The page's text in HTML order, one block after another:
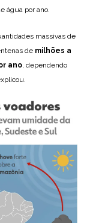
água por ano.
massivas de
de milhões a
ano , dependendo